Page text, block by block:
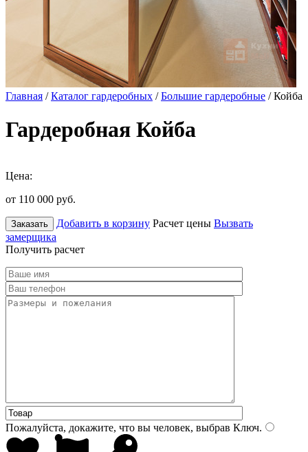
Главная /Каталог гардеробных /Большие гардеробные / Койба
Гардеробная Койба
Цена:
от 110 000 руб.
Заказать Добавить в корзину Расчет цены Вызвать
замерщика
Получить расчет
Пожалуйста, докажите, что вы человек, выбрав Ключ.